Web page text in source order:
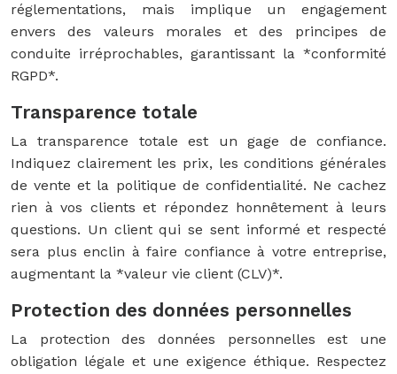
réglementations, mais implique un engagement
envers des valeurs morales et des principes de
conduite irréprochables, garantissant la *conformité
RGPD*.
Transparence totale
La transparence totale est un gage de confiance.
Indiquez clairement les prix, les conditions générales
de vente et la politique de confidentialité. Ne cachez
rien à vos clients et répondez honnêtement à leurs
questions. Un client qui se sent informé et respecté
sera plus enclin à faire confiance à votre entreprise,
augmentant la *valeur vie client (CLV)*.
Protection des données personnelles
La protection des données personnelles est une
obligation légale et une exigence éthique. Respectez